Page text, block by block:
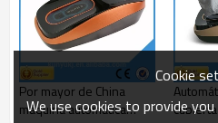
Por mayor de China
máquina automática
Cookie
We use cookies to provide